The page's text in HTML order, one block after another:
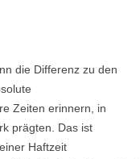
die Differenz zu den
Zeiten erinnern, in
prägten. Das ist
Haftzeit